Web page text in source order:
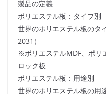
製品の定義
ポリエステル板：タイプ別
世界のポリエステル板のタ
2031）
※ポリエステルMDF、ポリ
ロック板
ポリエステル板：用途別
世界のポリエステル板の用